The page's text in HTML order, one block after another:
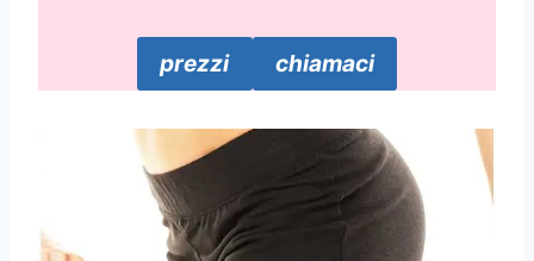
prezzi chiamaci